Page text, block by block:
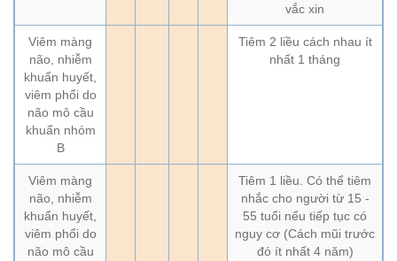
vắc xin
Viêm màng
não, nhiễm
khuẩn huyết,
viêm phổi do
não mô cầu
khuẩn nhóm
B
Tiêm 2 liều cách nhau ít
nhất 1 tháng
Viêm màng
não, nhiễm
khuẩn huyết,
viêm phổi do
não mô cầu
Tiêm 1 liều. Có thể tiêm
nhắc cho người từ 15 -
55 tuổi nếu tiếp tục có
nguy cơ (Cách mũi trước
đó ít nhất 4 năm)